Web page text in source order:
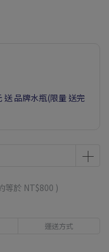
品牌水瓶(限量 送完
等於 NT$800 )
運送方式